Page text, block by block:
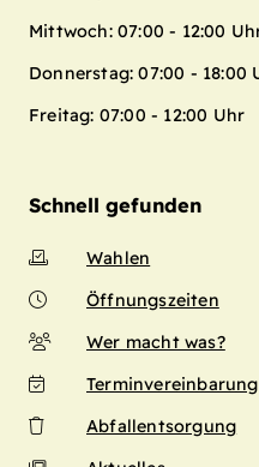
Mittwoch: 07:00 - 12:00
Donnerstag: 07:00 - 18:00
Freitag: 07:00 - 12:00 Uhr
Schnell gefunden
Wahlen
Öffnungszeiten
Wer macht was?
Terminvereinbarung
Abfallentsorgung